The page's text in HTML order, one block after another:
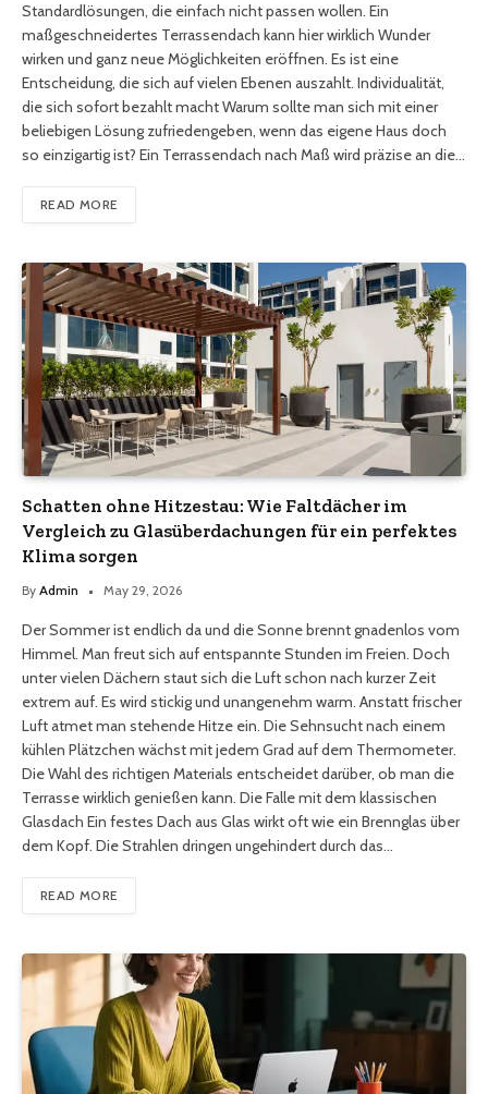
Standardlösungen, die einfach nicht passen wollen. Ein
maßgeschneidertes Terrassendach kann hier wirklich Wunder
wirken und ganz neue Möglichkeiten eröffnen. Es ist eine
Entscheidung, die sich auf vielen Ebenen auszahlt. Individualität,
die sich sofort bezahlt macht Warum sollte man sich mit einer
beliebigen Lösung zufriedengeben, wenn das eigene Haus doch
so einzigartig ist? Ein Terrassendach nach Maß wird präzise an die…
READ MORE
Schatten ohne Hitzestau: Wie Faltdächer im
Vergleich zu Glasüberdachungen für ein perfektes
Klima sorgen
By Admin May 29, 2026
Der Sommer ist endlich da und die Sonne brennt gnadenlos vom
Himmel. Man freut sich auf entspannte Stunden im Freien. Doch
unter vielen Dächern staut sich die Luft schon nach kurzer Zeit
extrem auf. Es wird stickig und unangenehm warm. Anstatt frischer
Luft atmet man stehende Hitze ein. Die Sehnsucht nach einem
kühlen Plätzchen wächst mit jedem Grad auf dem Thermometer.
Die Wahl des richtigen Materials entscheidet darüber, ob man die
Terrasse wirklich genießen kann. Die Falle mit dem klassischen
Glasdach Ein festes Dach aus Glas wirkt oft wie ein Brennglas über
dem Kopf. Die Strahlen dringen ungehindert durch das…
READ MORE